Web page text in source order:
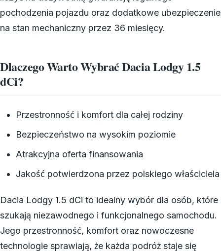
pochodzenia pojazdu oraz dodatkowe ubezpieczenie
na stan mechaniczny przez 36 miesięcy.
Dlaczego Warto Wybrać Dacia Lodgy 1.5
dCi?
Przestronność i komfort dla całej rodziny
Bezpieczeństwo na wysokim poziomie
Atrakcyjna oferta finansowania
Jakość potwierdzona przez polskiego właściciela
Dacia Lodgy 1.5 dCi to idealny wybór dla osób, które
szukają niezawodnego i funkcjonalnego samochodu.
Jego przestronność, komfort oraz nowoczesne
technologie sprawiają, że każda podróż staje się